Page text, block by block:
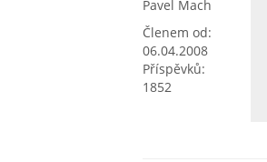
Pavel Mach
Členem od:
06.04.2008
Příspěvků:
1852